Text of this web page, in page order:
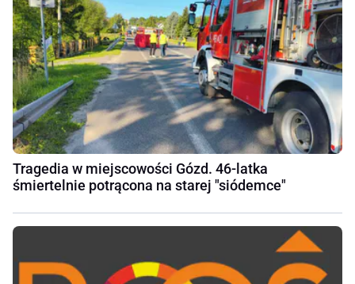
Tragedia w miejscowości Gózd. 46-latka
śmiertelnie potrącona na starej "siódemce"